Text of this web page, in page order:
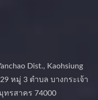
Dist., Kaohsiung
หมู่ 3 ตำบล บางกระเจ้า
ทรสาคร 74000